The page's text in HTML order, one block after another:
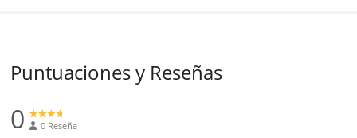
Puntuaciones y Reseñas
0 0 Reseña